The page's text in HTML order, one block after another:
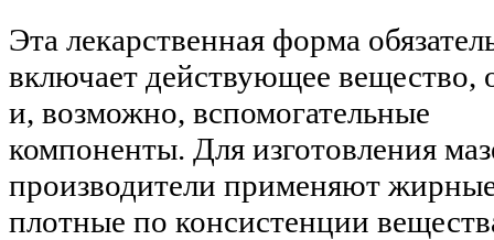
Эта лекарственная форма
включает действующее вещество,
и, возможно, вспомогательные
компоненты. Для изготовления
производители применяют
плотные по консистенции